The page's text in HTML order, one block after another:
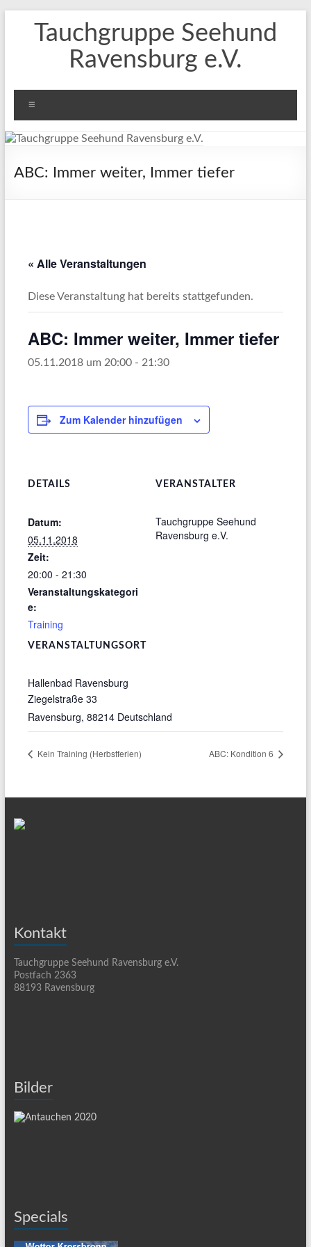
springenTauchgruppe Seehund
Ravensburg e.V.
ABC: Immer weiter, Immer tiefer
« Alle Veranstaltungen
Diese Veranstaltung hat bereits stattgefunden.
ABC: Immer weiter, Immer tiefer
05.11.2018 um 20:00- 21:30
Zum Kalender hinzufügen
DETAILS
Datum:
05.11.2018
Zeit:
20:00 - 21:30
Veranstaltungskategori
e:
Training
VERANSTALTUNGSORT
Hallenbad Ravensburg
Ziegelstraße 33
Ravensburg, 88214 Deutschland
VERANSTALTER
Tauchgruppe Seehund
Ravensburg e.V.
Kein Training (Herbstferien) ABC: Kondition 6
Kontakt
Tauchgruppe Seehund Ravensburg e.V.
Postfach 2363
88193 Ravensburg
Bilder
Specials